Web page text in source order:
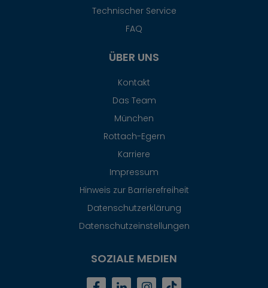
Technischer Service
FAQ
ÜBER UNS
Kontakt
Das Team
München
Rottach-Egern
Karriere
Impressum
Hinweis zur Barrierefreiheit
Datenschutzerklärung
Datenschutzeinstellungen
SOZIALE MEDIEN